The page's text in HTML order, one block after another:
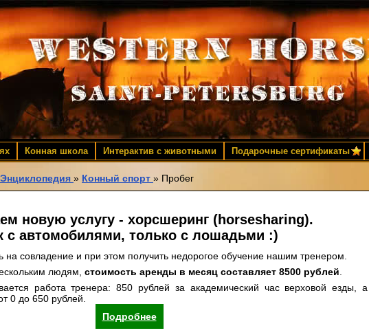
Конная школа Интерактив с животными Подарочные сертификаты
Энциклопедия » Конный спорт » Пробег
новую услугу - хорсшеринг (horsesharing).
с автомобилями, только с лошадьми :)
на совладение и при этом получить недорогое обучение нашим тренером.
людям, стоимость аренды в месяц составляет 8500 рублей
работа тренера: 850 рублей за академический час верховой езды, а
0 до 650 рублей.
Подробнее